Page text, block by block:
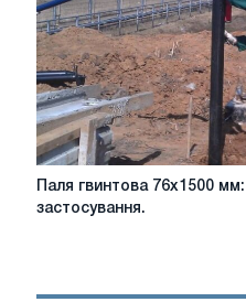
Паля
та
Паля гвинтова 76х1500
застосування.